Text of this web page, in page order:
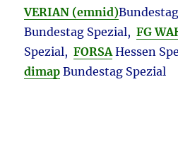
VERIAN (emnid)
Bundestag Spezial,FG
Spezial,FORSA Hessen
dimap Bundestag Spezial